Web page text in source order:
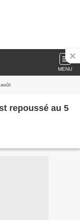
MENU
repoussé au 5